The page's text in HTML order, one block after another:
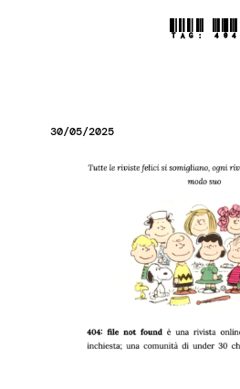
TAG:404
30/05/2025